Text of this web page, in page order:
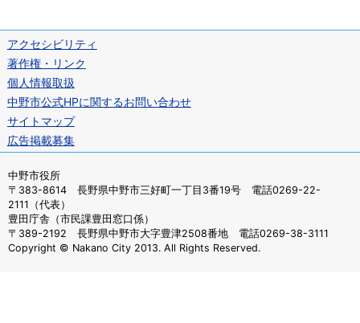
アクセシビリティ
著作権・リンク
個人情報取扱
中野市公式HPに関するお問い合わせ
サイトマップ
広告掲載募集
中野市役所
〒383-8614 長野県中野市三好町一丁目3番19号 電話0269-22-
2111（代表）
豊田庁舎（市民課豊田窓口係）
〒389-2192 長野県中野市大字豊津2508番地 電話0269-38-3111
Copyright © Nakano City 2013. All Rights Reserved.